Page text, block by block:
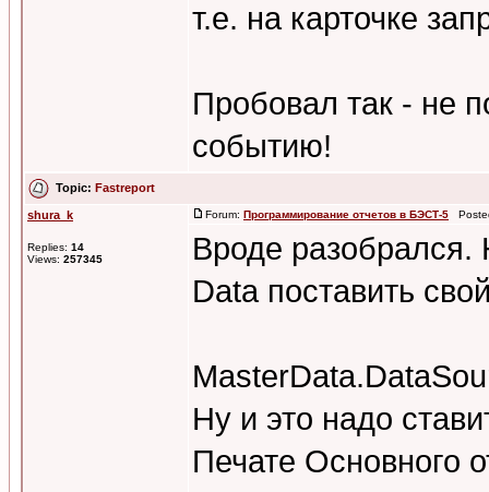
т.е. на карточке
Пробовал так - не
событию!
Topic: Fastreport
shura_k
Replies: 14
Views: 257345
Forum: Программирование отчетов в БЭСТ-5
Вроде разобрался.
Data поставить
Ну и это надо
Печате Основного